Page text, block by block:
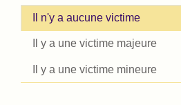
Il n'y a aucune victime
Il y a une victime majeure
Il y a une victime mineure